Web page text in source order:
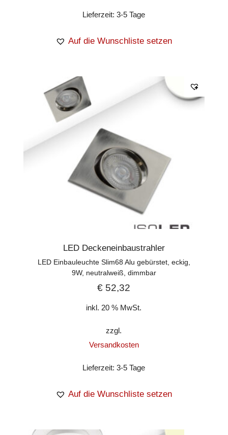
Lieferzeit:3-5 Tage
Auf die Wunschliste setzen
LED Deckeneinbaustrahler
LED Einbauleuchte Slim68 Alu gebürstet, eckig,
9W, neutralweiß, dimmbar
€ 52,32
inkl. 20 % MwSt.
zzgl.
Versandkosten
Lieferzeit:3-5 Tage
Auf die Wunschliste setzen